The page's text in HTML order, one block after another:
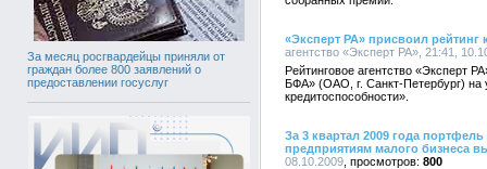
За месяц росгвардейцы приняли от
граждан более 800 заявлений о
предоставлении госуслуг
«Эксперт РА» присвоил
агентство «Эксперт РА», 21:41,
Рейтинговое агентство «Эксперт
БФА» (ОАО, г. Санкт-Петербург)
кредитоспособности».
За 3 квартал 2009 года
предприятиям малого бизнеса
08.10.2009
800